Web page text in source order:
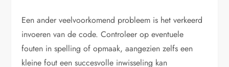
Een ander veelvoorkomend probleem is het verkeerd
invoeren van de code. Controleer op eventuele
fouten in spelling of opmaak, aangezien zelfs een
kleine fout een succesvolle inwisseling kan